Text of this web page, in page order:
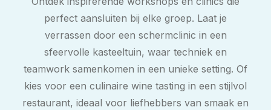
perfect aansluiten bij elke groep. Laat je
verrassen door een schermclinic in een
sfeervolle kasteeltuin, waar techniek en
teamwork samenkomen in een unieke setting. Of
kies voor een culinaire wine tasting in een stijlvol
restaurant, ideaal voor liefhebbers van smaak en